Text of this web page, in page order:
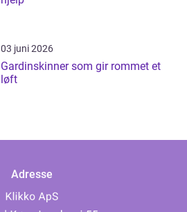
03 juni 2026
Gardinskinner som gir rommet et
løft
Adresse